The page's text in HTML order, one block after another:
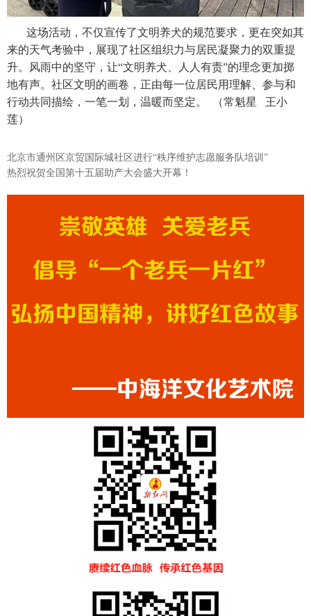
这场活动，不仅宣传了文明养犬的规范要求，更在突如其
来的天气考验中，展现了社区组织力与居民凝聚力的双重提
升。风雨中的坚守，让“文明养犬、人人有责”的理念更加掷
地有声。社区文明的画卷，正由每一位居民用理解、参与和
行动共同描绘，一笔一划，温暖而坚定。 （常魁星 王小
莲）
北京市通州区京贸国际城社区进行“秩序维护志愿服务队培训”
热烈祝贺全国第十五届助产大会盛大开幕！